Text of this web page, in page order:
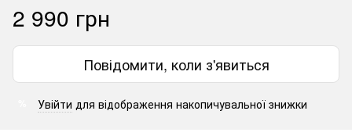
2 990 грн
Повідомити, коли з'явиться
Увійти для відображення накопичувальної знижки